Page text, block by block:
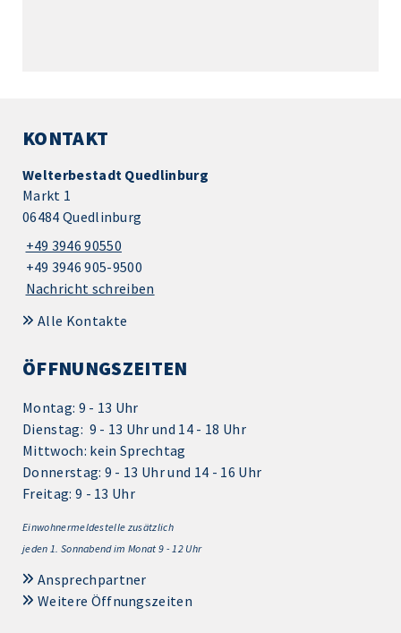
KONTAKT
Welterbestadt Quedlinburg
Markt 1
06484 Quedlinburg
+49 3946 90550
+49 3946 905-9500
Nachricht schreiben
Alle Kontakte
ÖFFNUNGSZEITEN
Montag: 9 - 13 Uhr
Dienstag: 9 - 13 Uhr und 14 - 18 Uhr
Mittwoch: kein Sprechtag
Donnerstag: 9 - 13 Uhr und 14 - 16 Uhr
Freitag: 9 - 13 Uhr
Einwohnermeldestelle zusätzlich
jeden 1. Sonnabend im Monat 9 - 12 Uhr
Ansprechpartner
Weitere Öffnungszeiten